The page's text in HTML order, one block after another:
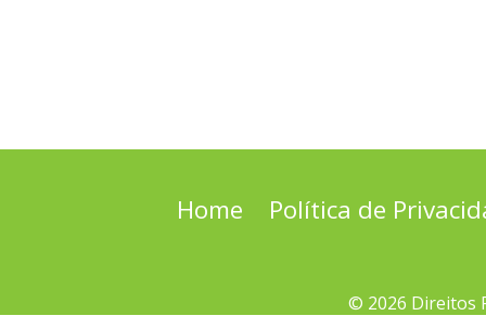
Home Política de
© 2026 Direitos